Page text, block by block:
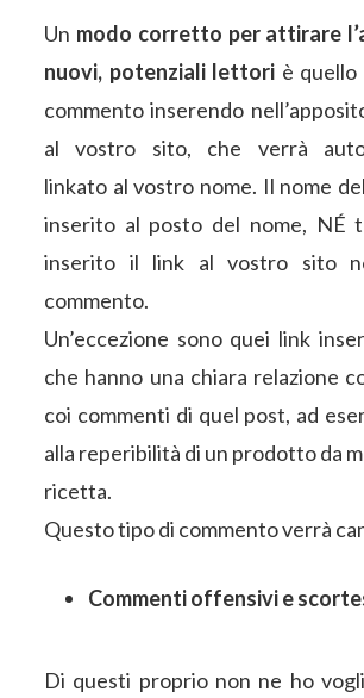
Un modo corretto per attirare
nuovi, potenziali lettori è quello
commento inserendo
al vostro sito, che verrà
linkato al vostro nome. Il nome
inserito al posto del nome, NÉ
inserito il link al vostro sito
commento.
Un’eccezione sono quei link
che hanno una chiara relazione
coi commenti di quel post, ad
alla reperibilità di un prodotto da
ricetta.
Questo tipo di commento verrà
Commenti offensivi e
Di questi proprio non ne ho